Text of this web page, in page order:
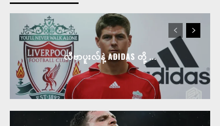
လီဗာပူးလ်နဲ့ ADIDAS တို့ ...